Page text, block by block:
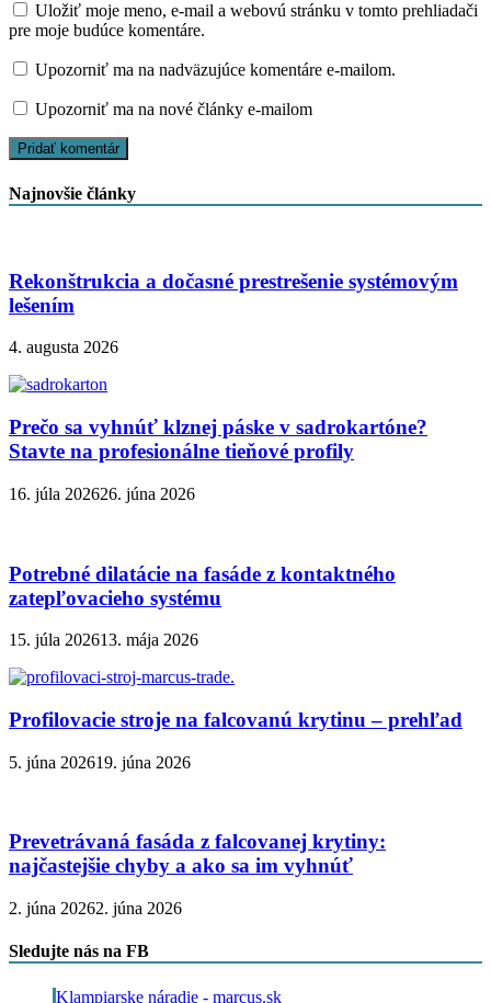
Uložiť moje meno, e-mail a webovú stránku v tomto prehliadači
pre moje budúce komentáre.
Upozorniť ma na nadväzujúce komentáre e-mailom.
Upozorniť ma na nové články e-mailom
Najnovšie články
Rekonštrukcia a dočasné prestrešenie systémovým
lešením
4. augusta 2026
Prečo sa vyhnúť klznej páske v sadrokartóne?
Stavte na profesionálne tieňové profily
16. júla 202626. júna 2026
Potrebné dilatácie na fasáde z kontaktného
zatepľovacieho systému
15. júla 202613. mája 2026
Profilovacie stroje na falcovanú krytinu – prehľad
5. júna 202619. júna 2026
Prevetrávaná fasáda z falcovanej krytiny:
najčastejšie chyby a ako sa im vyhnúť
2. júna 20262. júna 2026
Sledujte nás na FB
Klampiarske náradie - marcus.sk